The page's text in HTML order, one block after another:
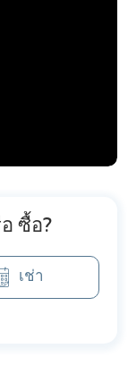
วกครบครันเพื่อ
อร์ท พร้อมพื้นที่
ผ่อนหรือ
ซื้อ?
เช่า